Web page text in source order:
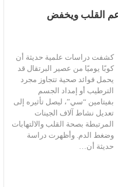
القلب ويخفض
كشفت دراسات علمية حديثة أن
كوبًا يوميًا من عصير البرتقال قد
يحمل فوائد صحية تتجاوز مجرد
الترطيب أو إمداد الجسم
بفيتامين “سي”، ليصل تأثيره إلى
تعديل نشاط آلاف الجينات
المرتبطة بصحة القلب والالتهابات
وضغط الدم. وأظهرت دراسة
حديثة أن…